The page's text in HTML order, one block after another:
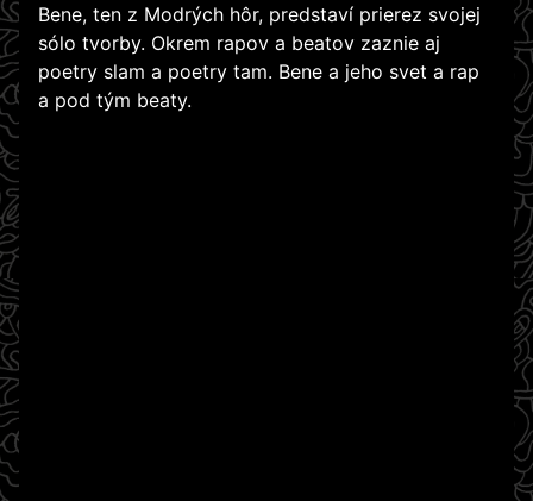
Bene, ten z Modrých hôr, predstaví prierez svojej
sólo tvorby. Okrem rapov a beatov zaznie aj
poetry slam a poetry tam. Bene a jeho svet a rap
a pod tým beaty.